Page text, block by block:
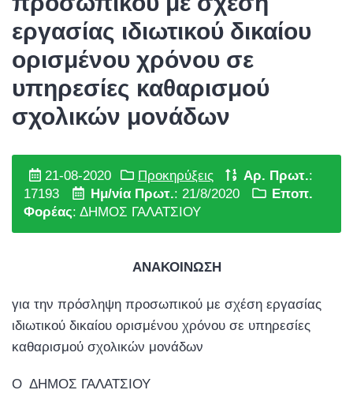
εργασίας ιδιωτικού δικαίου
ορισμένου χρόνου σε
υπηρεσίες καθαρισμού
σχολικών μονάδων
21-08-2020 Προκηρύξεις Αρ. Πρωτ.:
17193
Ημ/νία Πρωτ.: 21/8/2020
Εποπ.
Φορέας: ΔΗΜΟΣ ΓΑΛΑΤΣΙΟΥ
ΑΝΑΚΟΙΝΩΣΗ
για την πρόσληψη προσωπικού με σχέση εργασίας
ιδιωτικού δικαίου ορισμένου χρόνου σε υπηρεσίες
καθαρισμού σχολικών μονάδων
Ο ΔΗΜΟΣ ΓΑΛΑΤΣΙΟΥ